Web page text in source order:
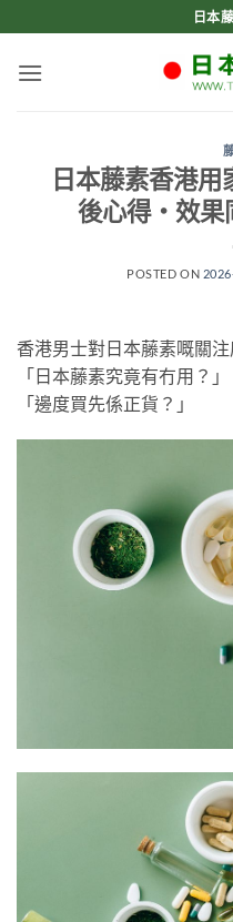
to
content
日本
日本藤素香港
後心得・效果
POSTED ON
香港男士對日本藤素嘅關
「日本藤素究竟有冇用？
「邊度買先係正貨？」